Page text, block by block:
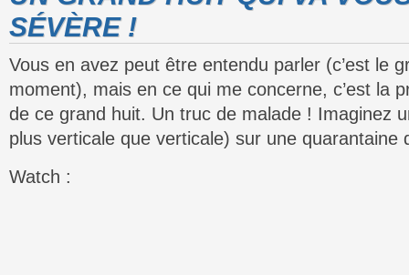
SÉVÈRE !
Vous en avez peut être entendu parler (c’est le
moment), mais en ce qui me concerne, c’est la
de ce grand huit. Un truc de malade ! Imaginez
plus verticale que verticale) sur une quarantaine
Watch :